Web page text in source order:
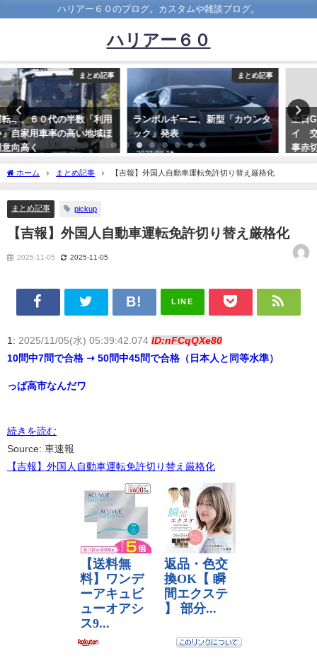
ハリアー６０のブログ。カスタムや雑談ブログ。
ハリアー６０
まとめ記事
ランボルギーニ、新型「カウンタ
ック」発表
2021-08-15
まとめ記事
土日GTA5をガッツリ遊んだワ
イ 交番前の右車線を爆速して無
事赤切符を切られるwwwwwwww
ホーム まとめ記事 【吉報】外国人自動車運転免許切り替え厳格化
まとめ記事 pickup
【吉報】外国人自動車運転免許切り替え厳格化
2025-11-05 2025-11-05
LINE
1: 2025/11/05(水) 05:39:42.074 ID:nFCqQXe80
10問中7問で合格 ➝ 50問中45問で合格（日本人と同等水準）
っぱ高市なんだワ
続きを読む
Source: 車速報
【吉報】外国人自動車運転免許切り替え厳格化